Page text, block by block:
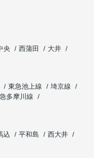
央 西蒲田
大井
東急池上線
埼京線
多摩川線
込 平和島
西大井